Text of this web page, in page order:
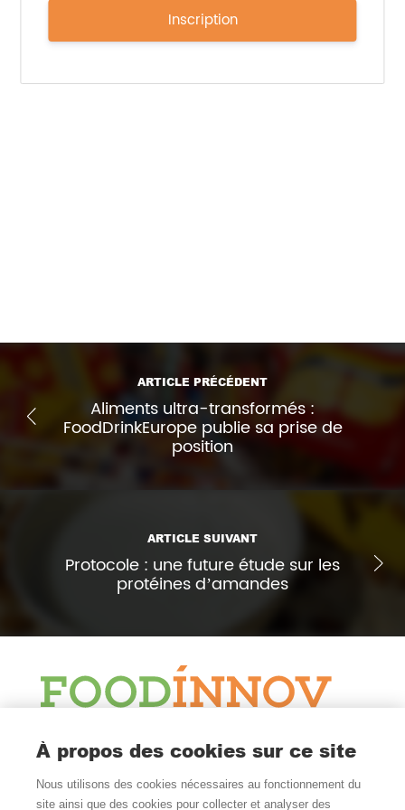
Inscription
Une transformation que les acteurs innovants ont
tout intérêt à anticiper — dès maintenant.
ARTICLE PRÉCÉDENT
Aliments ultra-transformés :
FoodDrinkEurope publie sa prise de
position
ARTICLE SUIVANT
Protocole : une future étude sur les
protéines d’amandes
Le Blog
Actualité et veille
À propos des cookies sur ce site
Nous utilisons des cookies nécessaires au fonctionnement du
site ainsi que des cookies pour collecter et analyser des